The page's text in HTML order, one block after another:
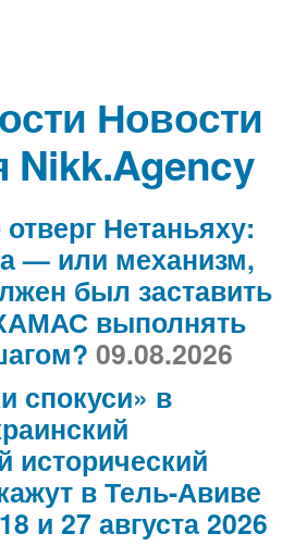
Новости
Nikk.Agency
Нетаньяху:
— или механизм,
был заставить
выполнять
09.08.2026
спокуси» в
исторический
в Тель-Авиве
и 27 августа 2026